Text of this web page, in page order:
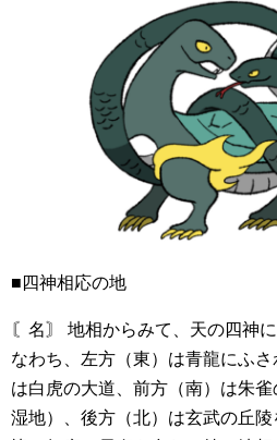
■四神相応の地
〘名〙 地相からみて、天の四神
なわち、左方（東）は青龍にふさ
は白虎の大道、前方（南）は朱
湿地）、後方（北）は玄武の丘